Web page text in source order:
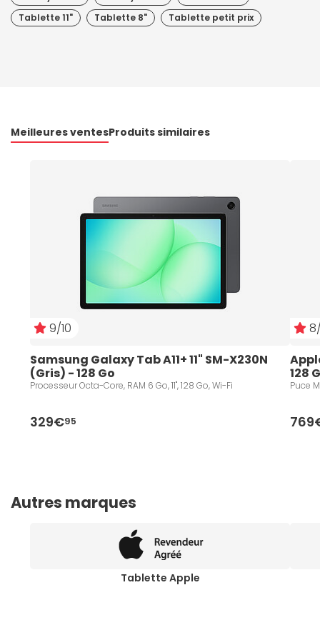
Tablette 11"
Tablette 8" Tablette petit prix
Meilleures ventesProduits similaires
9/10
Samsung Galaxy Tab A11+ 11" SM-X230N
(Gris) - 128 Go
Processeur Octa-Core, RAM 6 Go, 11", 128 Go, Wi-Fi
329€95
128
Puce
Autres marques
Tablette Apple